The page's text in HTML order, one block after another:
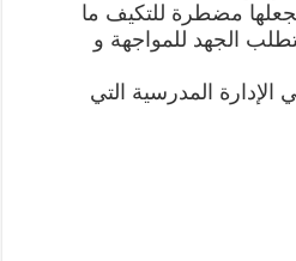
مضطرة للتكيف ما
الجهد للمواجهة و
الإدارة المدرسية التي